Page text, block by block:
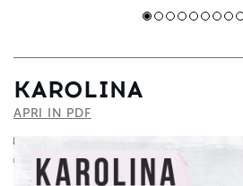
KAROLINA
APRI IN PDF